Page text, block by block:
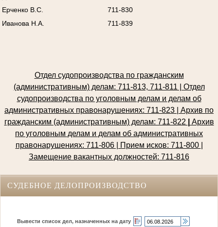
Ерченко В.С.
711-830
Иванова Н.А.
711-839
Отдел судопроизводства по гражданским
(административным) делам: 711-813, 711-811 | Отдел
судопроизводства по уголовным делам и делам об
административных правонарушениях: 711-823 | Архив по
гражданским (административным) делам: 711-822
Архив
по уголовным делам и делам об административных
правонарушениях: 711-806 | Прием исков: 711-800
Замещение вакантных должностей: 711-816
СУДЕБНОЕ ДЕЛОПРОИЗВОДСТВО
Вывести список дел, назначенных на дату